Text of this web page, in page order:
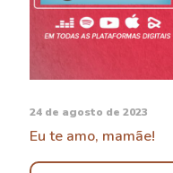
24 de agosto de 2023
Eu te amo, mamãe!